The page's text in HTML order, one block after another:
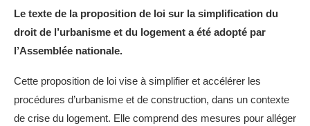
Le texte de la proposition de loi sur la simplification du
droit de l’urbanisme et du logement a été adopté par
l’Assemblée nationale.
Cette proposition de loi vise à simplifier et accélérer les
procédures d’urbanisme et de construction, dans un contexte
de crise du logement. Elle comprend des mesures pour alléger